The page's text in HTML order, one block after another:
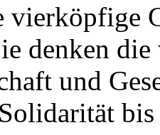
denken
und